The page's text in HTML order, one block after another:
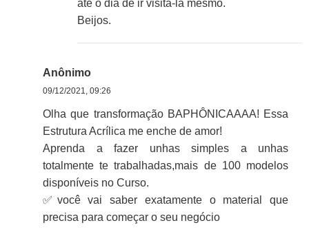
até o dia de ir visita-la mesmo.
Beijos.
Anônimo
09/12/2021, 09:26
Olha que transformação BAPHÔNICAAAA! Essa
Estrutura Acrílica me enche de amor!
Aprenda a fazer unhas simples a unhas
totalmente te trabalhadas,mais de 100 modelos
disponíveis no Curso.
✅você vai saber exatamente o material que
precisa para começar o seu negócio